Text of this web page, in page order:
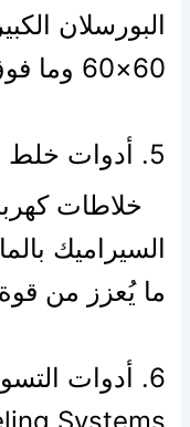
البورسلان
60×60 وما فوق.
5. أدوات خلط الغراء (Mixers):
خلاطات
السيراميك
ما يُعزز من
Systems):